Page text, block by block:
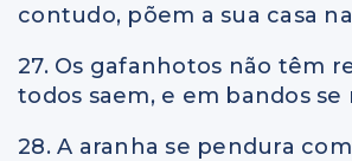
contudo, põem a sua casa
27. Os gafanhotos não têm
todos saem, e em bandos
28. A aranha se pendura